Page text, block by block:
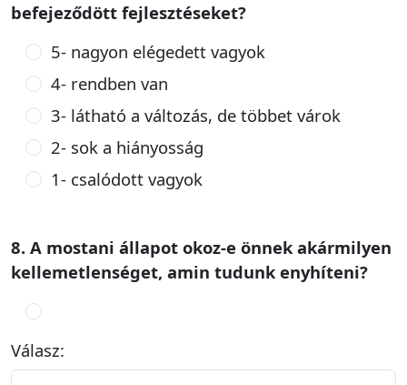
befejeződött fejlesztéseket?
5- nagyon elégedett vagyok
4- rendben van
3- látható a változás, de többet várok
2- sok a hiányosság
1- csalódott vagyok
8. A mostani állapot okoz-e önnek akármilyen
kellemetlenséget, amin tudunk enyhíteni?
Válasz: